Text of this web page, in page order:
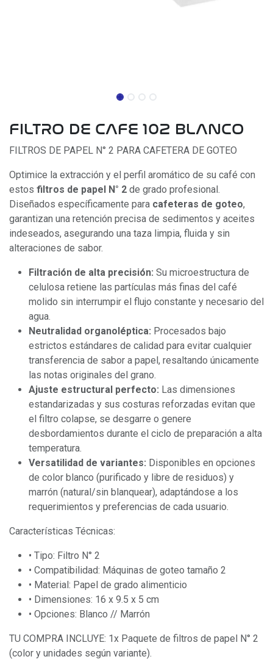
FILTRO DE CAFE 102 BLANCO
FILTROS DE PAPEL N° 2 PARA CAFETERA DE GOTEO
Optimice la extracción y el perfil aromático de su café con
estos filtros de papel N° 2 de grado profesional.
Diseñados específicamente para cafeteras de goteo,
garantizan una retención precisa de sedimentos y aceites
indeseados, asegurando una taza limpia, fluida y sin
alteraciones de sabor.
Filtración de alta precisión: Su microestructura de
celulosa retiene las partículas más finas del café
molido sin interrumpir el flujo constante y necesario del
agua.
Neutralidad organoléptica: Procesados bajo
estrictos estándares de calidad para evitar cualquier
transferencia de sabor a papel, resaltando únicamente
las notas originales del grano.
Ajuste estructural perfecto: Las dimensiones
estandarizadas y sus costuras reforzadas evitan que
el filtro colapse, se desgarre o genere
desbordamientos durante el ciclo de preparación a alta
temperatura.
Versatilidad de variantes: Disponibles en opciones
de color blanco (purificado y libre de residuos) y
marrón (natural/sin blanquear), adaptándose a los
requerimientos y preferencias de cada usuario.
Características Técnicas:
• Tipo: Filtro N° 2
• Compatibilidad: Máquinas de goteo tamaño 2
• Material: Papel de grado alimenticio
• Dimensiones: 16 x 9.5 x 5 cm
• Opciones: Blanco // Marrón
TU COMPRA INCLUYE: 1x Paquete de filtros de papel N° 2
(color y unidades según variante).